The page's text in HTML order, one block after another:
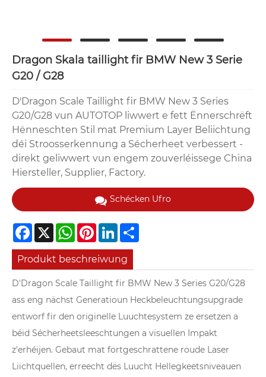
Dragon Skala taillight fir BMW New 3 Serie
G20 / G28
D'Dragon Scale Taillight fir BMW New 3 Series
G20/G28 vun AUTOTOP liwwert e fett Ënnerschrëft
Hënneschten Stil mat Premium Layer Beliichtung
déi Stroosserkennung a Sécherheet verbessert -
direkt geliwwert vun engem zouverléissege China
Hiersteller, Supplier, Factory.
Schécken Ufro
Facebook
X WhatsApp
Pinterest
LinkedIn
Produkt beschreiwung
D'Dragon Scale Taillight fir BMW New 3 Series G20/G28
ass eng nächst Generatioun Heckbeleuchtungsupgrade
entworf fir den originelle Luuchtesystem ze ersetzen a
béid Sécherheetsleeschtungen a visuellen Impakt
z'erhéijen. Gebaut mat fortgeschrattene roude Laser
Liichtquellen, erreecht dës Luucht Hellegkeetsniveauen